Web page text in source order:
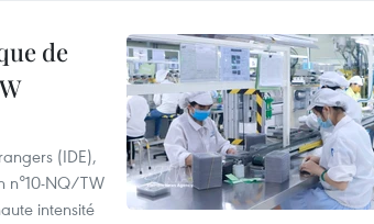
de
(IDE),
n°10-NQ/TW
intensité